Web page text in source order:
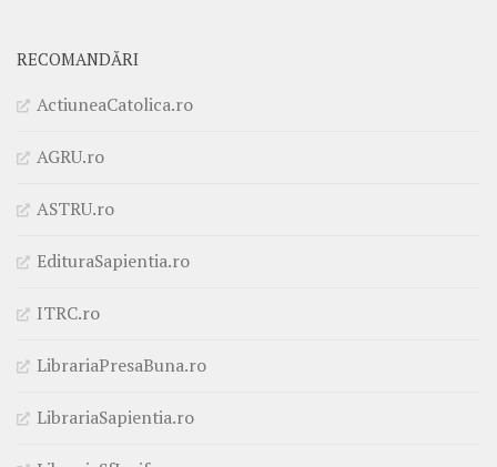
RECOMANDĂRI
ActiuneaCatolica.ro
AGRU.ro
ASTRU.ro
EdituraSapientia.ro
ITRC.ro
LibrariaPresaBuna.ro
LibrariaSapientia.ro